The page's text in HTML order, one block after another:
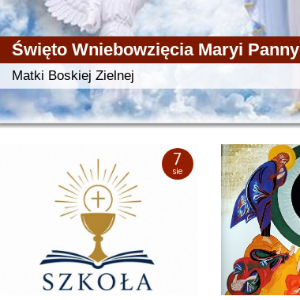
Święto Wniebowzięcia Maryi Panny
Matki Boskiej Zielnej
7
sie